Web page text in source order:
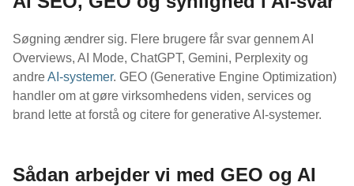
Søgning ændrer sig. Flere brugere får svar gennem AI
Overviews, AI Mode, ChatGPT, Gemini, Perplexity og
andreAI-systemer. GEO (Generative Engine Optimization)
handler om at gøre virksomhedens viden, services og
brand lette at forstå og citere for generative AI-systemer.
Sådan arbejder vi med GEO og AI